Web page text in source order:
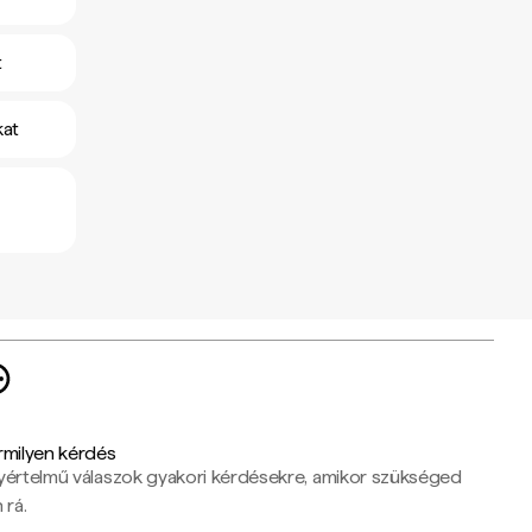
kérdés
válaszok gyakori kérdésekre, amikor szükséged
rá.